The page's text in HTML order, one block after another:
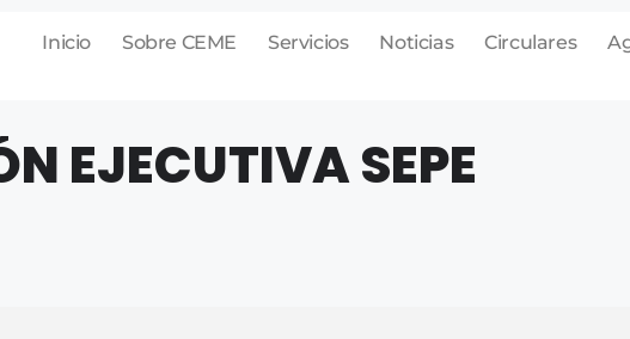
Inicio Sobre CEME Servicios Noticias Circulares
EJECUTIVA SEPE